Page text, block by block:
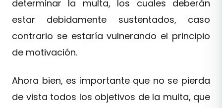
determinar la multa, los cuales deberán
estar debidamente sustentados, caso
contrario se estaría vulnerando el principio
de motivación.
Ahora bien, es importante que no se pierda
de vista todos los objetivos de la multa, que